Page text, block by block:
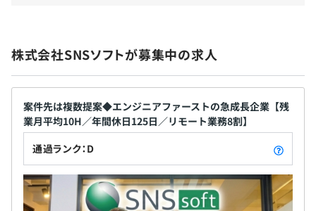
社会保険完備（健康保険・厚生年金加入・雇用保険・労災
保険）
無期雇用
ります。 ▼入社後すぐに最適なプロジェクトで活躍
可能 ・モダンな言語を扱いたい ・上流工程に携わり
たい ・残業が少ない ・テレワークも取り入れたい な
ど、開発案件が豊富のため、あなたの希望を最大限
考慮してアサインします！ ▼複数の案件を提案 ・営
業はあなたの希望をもとに案件を複数ご案内します。
・その後、顔合わせをおこなってエンジニア自身が
案件を決定！ ・会社都合のアサインはありませんの
で、ご安心ください。 ▼安心して成長できる環境 ・
株式会社SNSソフトが募集中の求人
案件先は複数提案◆エンジニアファーストの急成長企業【残
業月平均10H／年間休日125日／リモート業務8割】
通過ランク：D